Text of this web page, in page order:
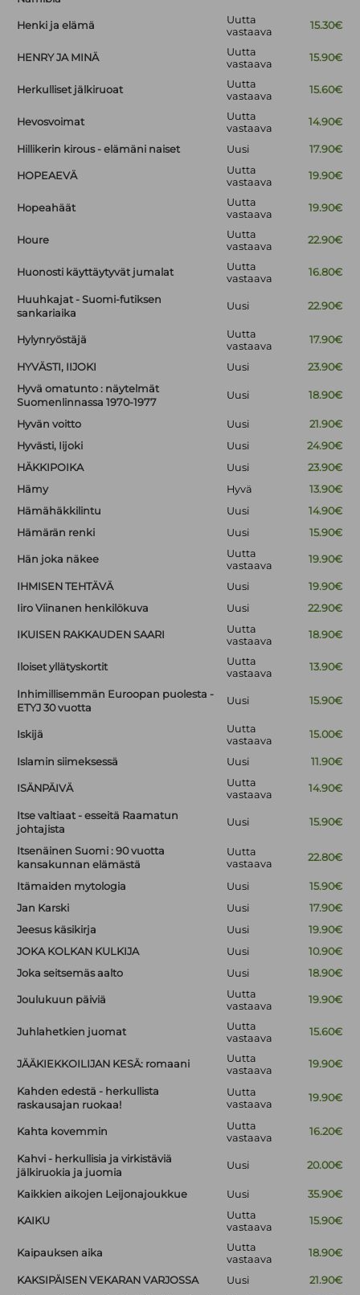
Henki ja elämä
Uutta
vastaava
15.30€
HENRY JA MINÄ
Uutta
vastaava
15.90€
Herkulliset jälkiruoat
Uutta
vastaava
15.60€
Hevosvoimat
Uutta
vastaava
14.90€
Hillikerin kirous - elämäni naiset Uusi 17.90€
HOPEAEVÄ
Uutta
vastaava
19.90€
Hopeahäät
Uutta
vastaava
19.90€
Houre
Uutta
vastaava
22.90€
Huonosti käyttäytyvät jumalat
Uutta
vastaava
16.80€
Huuhkajat - Suomi-futiksen
sankariaika
Uusi 22.90€
Hylynryöstäjä
Uutta
vastaava
17.90€
HYVÄSTI, IIJOKI Uusi
23.90€
Hyvä omatunto : näytelmät
Suomenlinnassa 1970-1977
Uusi 18.90€
Hyvän voitto Uusi
21.90€
Hyvästi, Iijoki
Uusi
24.90€
HÄKKIPOIKA
Uusi
23.90€
Hämy
Hyvä
13.90€
Hämähäkkilintu
Uusi
14.90€
Hämärän renki
Uusi 15.90€
Hän joka näkee
Uutta
vastaava
19.90€
IHMISEN TEHTÄVÄ Uusi
19.90€
Iiro Viinanen henkilökuva
Uusi 22.90€
IKUISEN RAKKAUDEN SAARI
Uutta
vastaava
18.90€
Iloiset yllätyskortit
Uutta
vastaava
13.90€
Inhimillisemmän Euroopan puolesta -
ETYJ 30 vuotta
Uusi 15.90€
Iskijä
Uutta
vastaava
15.00€
Islamin siimeksessä Uusi 11.90€
ISÄNPÄIVÄ
Uutta
vastaava
14.90€
Itse valtiaat - esseitä Raamatun
johtajista
Uusi 15.90€
Itsenäinen Suomi : 90 vuotta
kansakunnan elämästä
Uutta
vastaava
22.80€
Itämaiden mytologia Uusi
15.90€
Jan Karski
Uusi
17.90€
Jeesus käsikirja
Uusi
19.90€
JOKA KOLKAN KULKIJA
Uusi
10.90€
Joka seitsemäs aalto
Uusi 18.90€
Joulukuun päiviä
Uutta
vastaava
19.90€
Juhlahetkien juomat
Uutta
vastaava
15.60€
JÄÄKIEKKOILIJAN KESÄ: romaani
Uutta
vastaava
19.90€
Kahden edestä - herkullista
raskausajan ruokaa!
Uutta
vastaava
19.90€
Kahta kovemmin
Uutta
vastaava
16.20€
Kahvi - herkullisia ja virkistäviä
jälkiruokia ja juomia
Uusi 20.00€
Kaikkien aikojen Leijonajoukkue Uusi 35.90€
KAIKU
Uutta
vastaava
15.90€
Kaipauksen aika
Uutta
vastaava
18.90€
KAKSIPÄISEN VEKARAN VARJOSSA Uusi
21.90€